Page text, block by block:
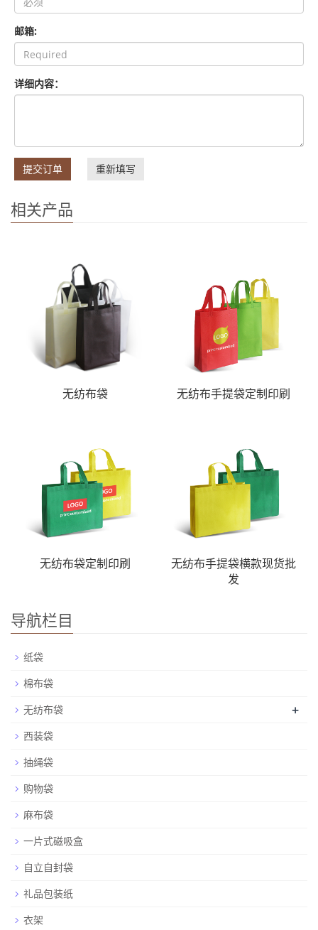
邮箱:
详细内容：
提交订单 重新填写
相关产品
无纺布袋 无纺布手提袋定制印刷
无纺布袋定制印刷
无纺布手提袋横款现货批
发
导航栏目
纸袋
棉布袋
无纺布袋
+
西装袋
抽绳袋
购物袋
麻布袋
一片式磁吸盒
自立自封袋
礼品包装纸
衣架